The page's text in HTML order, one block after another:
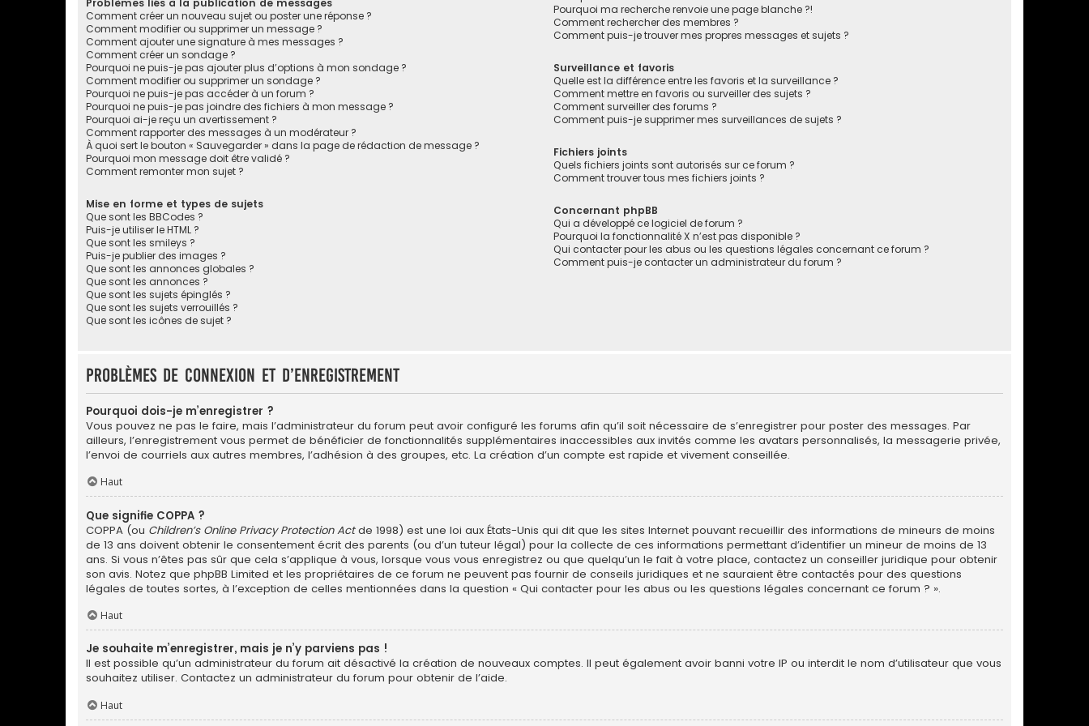
Comment créer un nouveau sujet ou poster une réponse ?
Comment modifier ou supprimer un message ?
Comment ajouter une signature à mes messages ?
Comment créer un sondage ?
Pourquoi ne puis-je pas ajouter plus d’options à mon sondage ?
Comment modifier ou supprimer un sondage ?
Pourquoi ne puis-je pas accéder à un forum ?
Pourquoi ne puis-je pas joindre des fichiers à mon message ?
Pourquoi ai-je reçu un avertissement ?
Comment rapporter des messages à un modérateur ?
À quoi sert le bouton « Sauvegarder » dans la page de rédaction de message ?
Pourquoi mon message doit être validé ?
Comment remonter mon sujet ?
Mise en forme et types de sujets
Que sont les BBCodes ?
Puis-je utiliser le HTML ?
Que sont les smileys ?
Puis-je publier des images ?
Que sont les annonces globales ?
Que sont les annonces ?
Que sont les sujets épinglés ?
Que sont les sujets verrouillés ?
Que sont les icônes de sujet ?
Pourquoi ma recherche renvoie une page blanche ?!
Comment rechercher des membres ?
Comment puis-je trouver mes propres messages et sujets ?
Surveillance et favoris
Quelle est la différence entre les favoris et la surveillance ?
Comment mettre en favoris ou surveiller des sujets ?
Comment surveiller des forums ?
Comment puis-je supprimer mes surveillances de sujets ?
Fichiers joints
Quels fichiers joints sont autorisés sur ce forum ?
Comment trouver tous mes fichiers joints ?
Concernant phpBB
Qui a développé ce logiciel de forum ?
Pourquoi la fonctionnalité X n’est pas disponible ?
Qui contacter pour les abus ou les questions légales concernant ce forum ?
Comment puis-je contacter un administrateur du forum ?
Problèmes de connexion et d’enregistrement
Pourquoi dois-je m’enregistrer ?
Vous pouvez ne pas le faire, mais l’administrateur du forum peut avoir configuré les forums afin qu’il soit nécessaire de s’enregistrer pour poster des messages. Par
ailleurs, l’enregistrement vous permet de bénéficier de fonctionnalités supplémentaires inaccessibles aux invités comme les avatars personnalisés, la messagerie privée,
l’envoi de courriels aux autres membres, l’adhésion à des groupes, etc. La création d’un compte est rapide et vivement conseillée.
Haut
Que signifie COPPA ?
COPPA (ou Children’s Online Privacy Protection Actde 1998) est une loi aux États-Unis qui dit que les sites Internet pouvant recueillir des informations de mineurs de moins
de 13 ans doivent obtenir le consentement écrit des parents (ou d’un tuteur légal) pour la collecte de ces informations permettant d’identifier un mineur de moins de 13
ans. Si vous n’êtes pas sûr que cela s’applique à vous, lorsque vous vous enregistrez ou que quelqu’un le fait à votre place, contactez un conseiller juridique pour obtenir
son avis. Notez que phpBB Limited et les propriétaires de ce forum ne peuvent pas fournir de conseils juridiques et ne sauraient être contactés pour des questions
légales de toutes sortes, à l’exception de celles mentionnées dans la question « Qui contacter pour les abus ou les questions légales concernant ce forum ? ».
Haut
Je souhaite m’enregistrer, mais je n’y parviens pas !
Il est possible qu’un administrateur du forum ait désactivé la création de nouveaux comptes. Il peut également avoir banni votre IP ou interdit le nom d’utilisateur que vous
souhaitez utiliser. Contactez un administrateur du forum pour obtenir de l’aide.
Haut